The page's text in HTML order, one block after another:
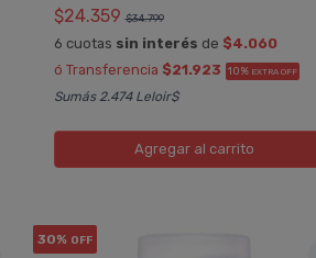
$24.359 $34.799
6 cuotas sin interés de $4.060
ó Transferencia $21.923 10% EXTRA OFF
Sumás 2.474 Leloir$
Agregaral carrito
30% OFF